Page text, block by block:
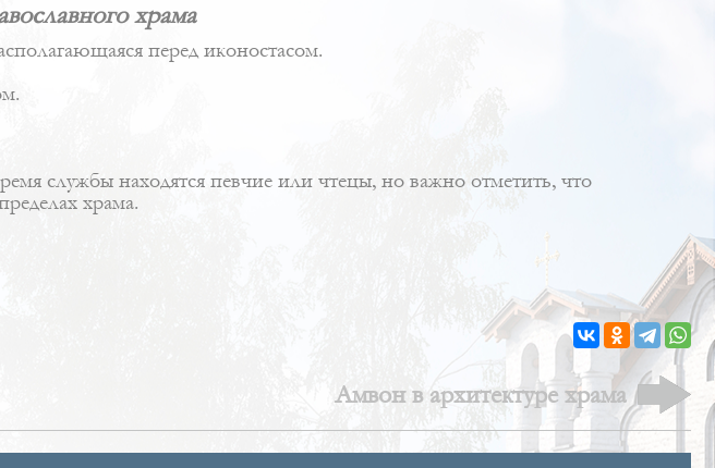
храма
перед иконостасом.
.
службы находятся певчие или чтецы, но важно отметить, что
храма.
Амвон в архитектуре храма